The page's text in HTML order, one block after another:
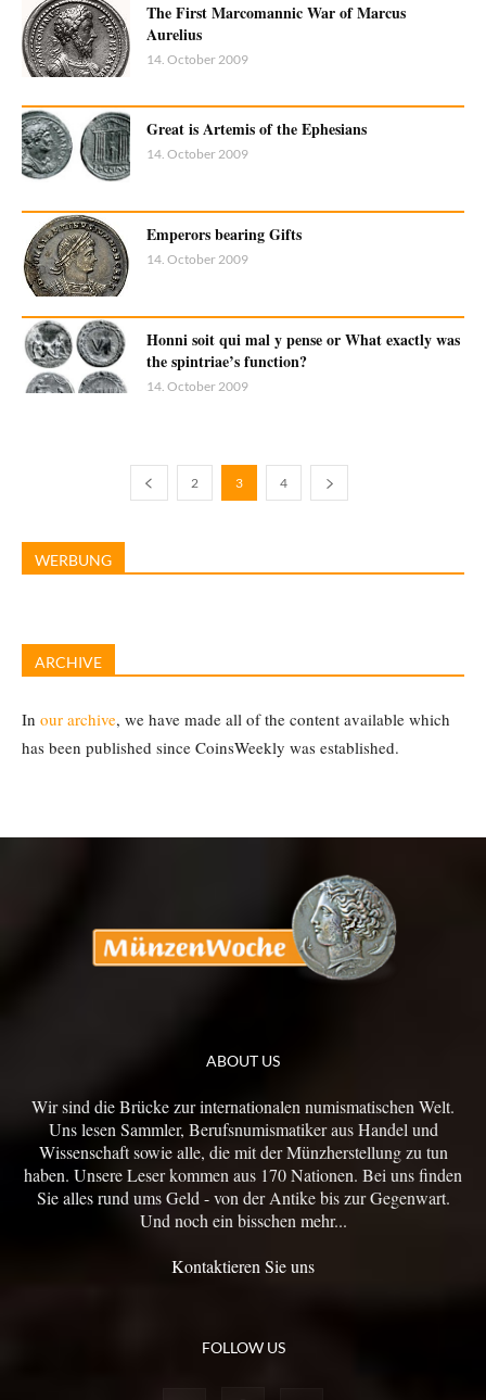
The First Marcomannic War of Marcus
Aurelius
14. October 2009
Great is Artemis of the Ephesians
14. October 2009
Emperors bearing Gifts
14. October 2009
Honni soit qui mal y pense or What exactly was
the spintriae’s function?
14. October 2009
2 3 4
WERBUNG
ARCHIVE
In our archive, we have made all of the content available which
has been published since CoinsWeekly was established.
ABOUT US
Wir sind die Brücke zur internationalen numismatischen Welt.
Uns lesen Sammler, Berufsnumismatiker aus Handel und
Wissenschaft sowie alle, die mit der Münzherstellung zu tun
haben. Unsere Leser kommen aus 170 Nationen. Bei uns finden
Sie alles rund ums Geld - von der Antike bis zur Gegenwart.
Und noch ein bisschen mehr...
Kontaktieren Sie uns
FOLLOW US